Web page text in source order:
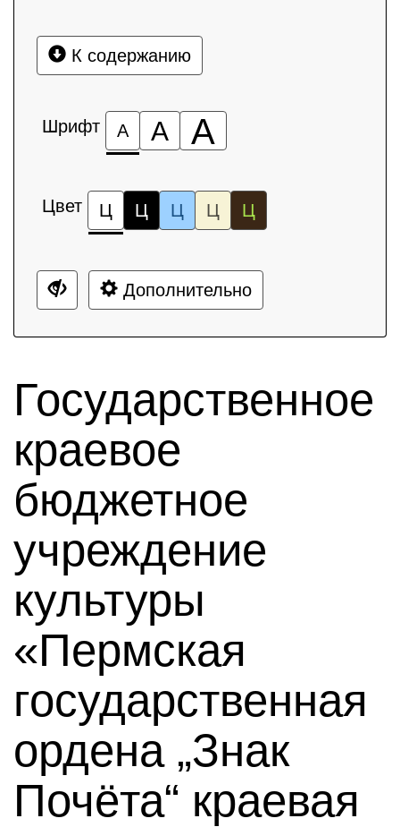
К содержанию
Шрифт А А А
Цвет Ц Ц Ц Ц Ц
Дополнительно
Государственное
краевое
бюджетное
учреждение
культуры
«Пермская
государственная
ордена „Знак
Почёта“ краевая